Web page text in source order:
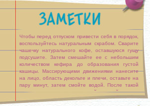
Чтобы перед отпуском привести себя в порядок,
воспользуйтесь натуральным скрабом. Сварите
чашечку натурального кофе, оставшуюся гущу
подсушите. Затем смешайте ее с небольшим
количеством кефира до образования густой
кашицы. Массирующими движениями нанесите
на лицо, область декольте и плечи, оставьте на
пару минут, затем смойте водой. После такой
процедуры кожа станет гладкой и мягкой.
Для проблемных зон используйте [...]